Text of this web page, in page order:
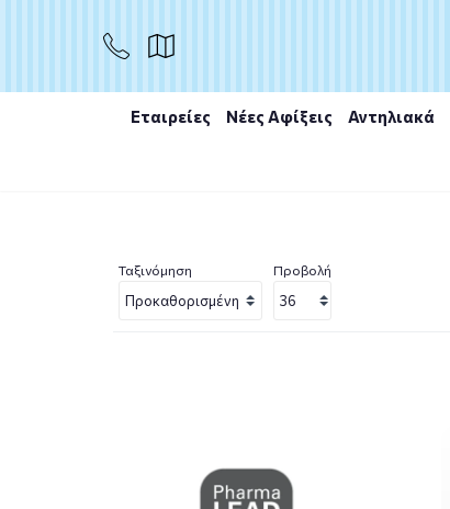
Εταιρείες Νέες Αφίξεις Αντηλιακά
Ταξινόμηση Προβολή